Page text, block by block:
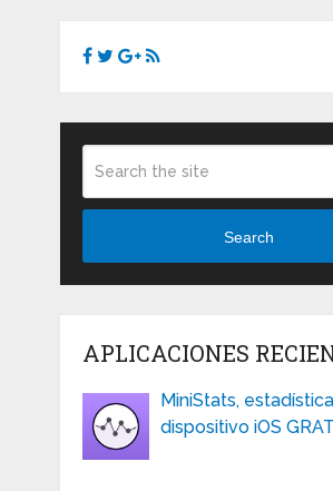
Search
APLICACIONES
MiniStats,
dispositivo iOS